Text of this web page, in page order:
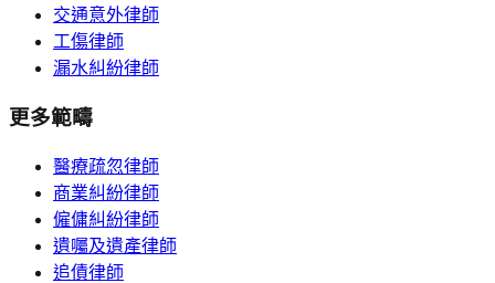
交通意外律師
工傷律師
漏水糾紛律師
更多範疇
醫療疏忽律師
商業糾紛律師
僱傭糾紛律師
遺囑及遺產律師
追債律師